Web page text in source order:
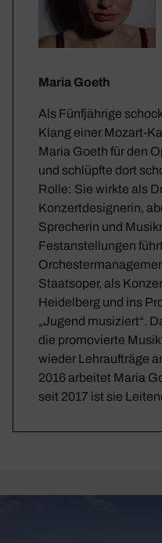
Maria Goeth
Als Fünfjährige
Klang einer Mozart-
Maria Goeth für den
und schlüpfte dort
Rolle: Sie wirkte als
Konzertdesignerin,
Sprecherin und
Festanstellungen
Staatsoper, als
Heidelberg und ins
„Jugend musiziert“.
die promovierte
wieder Lehraufträge
2016 arbeitet Maria
seit 2017 ist sie